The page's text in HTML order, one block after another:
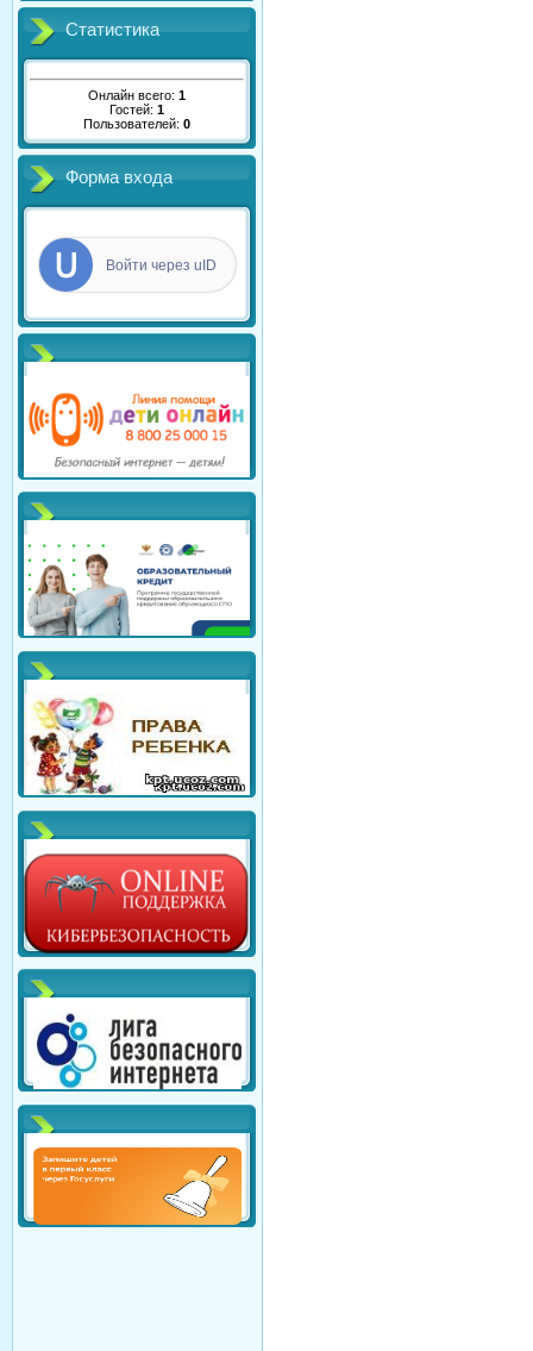
Статистика
Онлайн всего: 1
Гостей: 1
Пользователей: 0
Форма входа
Войти через uID